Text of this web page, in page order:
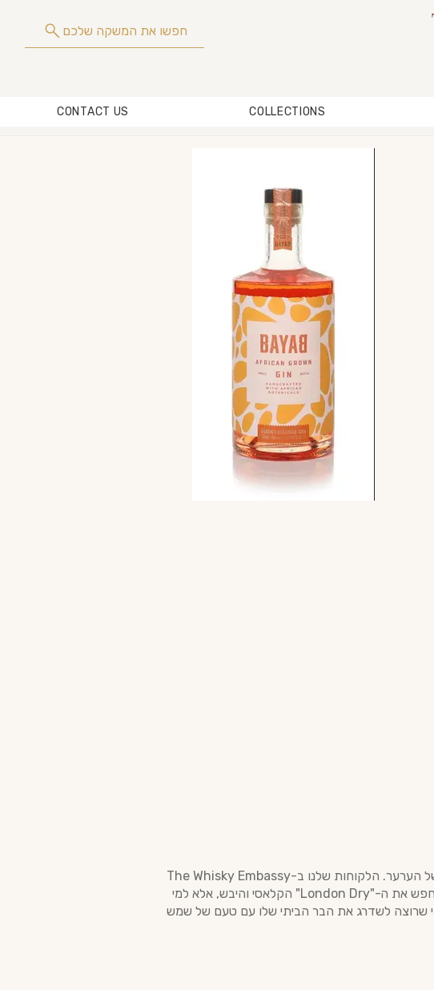
חפשו את המשקה שלכם
CONTACT US COLLECTIONS
Bayab Burnt Orange מציע שילוב מהפנט בין מתיקות של תפוזים קלויים לבין התיבול הבוטני של הערער. הלקוחות שלנו ב-The Whisky Embassy
אוהבים אותו בגלל הנוכחות הטרופית שלו, שהופכת כל קוקטייל לשיחת היום. זה לא ג'ין למי שמחפש את ה-"London Dry" הקלאסי והיבש, אלא למי
שרוצה לשדרג את הבר הביתי שלו עם טעם של שמש